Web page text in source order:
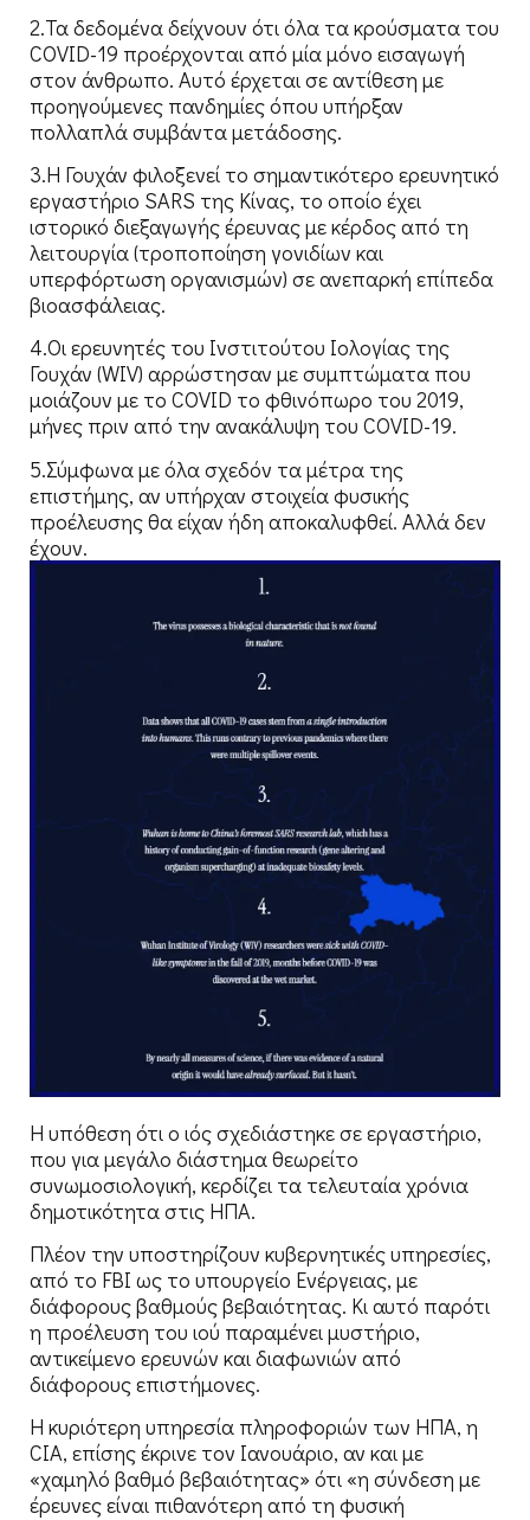
2.Τα δεδομένα δείχνουν ότι όλα τα κρούσματα του
COVID-19 προέρχονται από μία μόνο εισαγωγή
στον άνθρωπο. Αυτό έρχεται σε αντίθεση με
προηγούμενες πανδημίες όπου υπήρξαν
πολλαπλά συμβάντα μετάδοσης.
3.Η Γουχάν φιλοξενεί το σημαντικότερο ερευνητικό
εργαστήριο SARS της Κίνας, το οποίο έχει
ιστορικό διεξαγωγής έρευνας με κέρδος από τη
λειτουργία (τροποποίηση γονιδίων και
υπερφόρτωση οργανισμών) σε ανεπαρκή επίπεδα
βιοασφάλειας.
4.Οι ερευνητές του Ινστιτούτου Ιολογίας της
Γουχάν (WIV) αρρώστησαν με συμπτώματα που
μοιάζουν με το COVID το φθινόπωρο του 2019,
μήνες πριν από την ανακάλυψη του COVID-19.
5.Σύμφωνα με όλα σχεδόν τα μέτρα της
επιστήμης, αν υπήρχαν στοιχεία φυσικής
προέλευσης θα είχαν ήδη αποκαλυφθεί. Αλλά δεν
έχουν.
Η υπόθεση ότι ο ιός σχεδιάστηκε σε εργαστήριο,
που για μεγάλο διάστημα θεωρείτο
συνωμοσιολογική, κερδίζει τα τελευταία χρόνια
δημοτικότητα στις ΗΠΑ.
Πλέον την υποστηρίζουν κυβερνητικές υπηρεσίες,
από το FBI ως το υπουργείο Ενέργειας, με
διάφορους βαθμούς βεβαιότητας. Κι αυτό παρότι
η προέλευση του ιού παραμένει μυστήριο,
αντικείμενο ερευνών και διαφωνιών από
διάφορους επιστήμονες.
Η κυριότερη υπηρεσία πληροφοριών των ΗΠΑ, η
CIA, επίσης έκρινε τον Ιανουάριο, αν και με
«χαμηλό βαθμό βεβαιότητας» ότι «η σύνδεση με
έρευνες είναι πιθανότερη από τη φυσική